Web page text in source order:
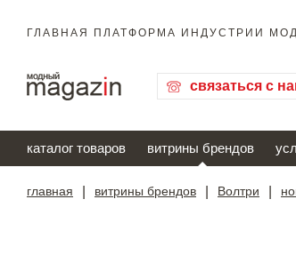
ГЛАВНАЯ ПЛАТФОРМА ИНДУСТРИИ
связаться с
каталог товаров витрины брендов
главная витрины брендов Волтри